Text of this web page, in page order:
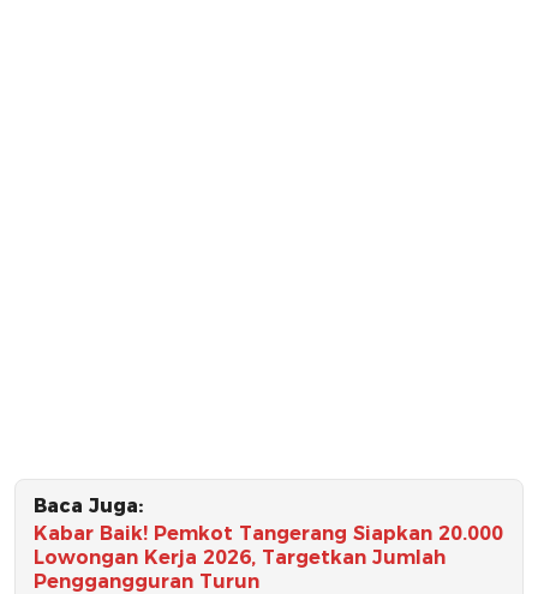
Baca Juga:
Kabar Baik! Pemkot Tangerang Siapkan 20.000
Lowongan Kerja 2026, Targetkan Jumlah
Penggangguran Turun